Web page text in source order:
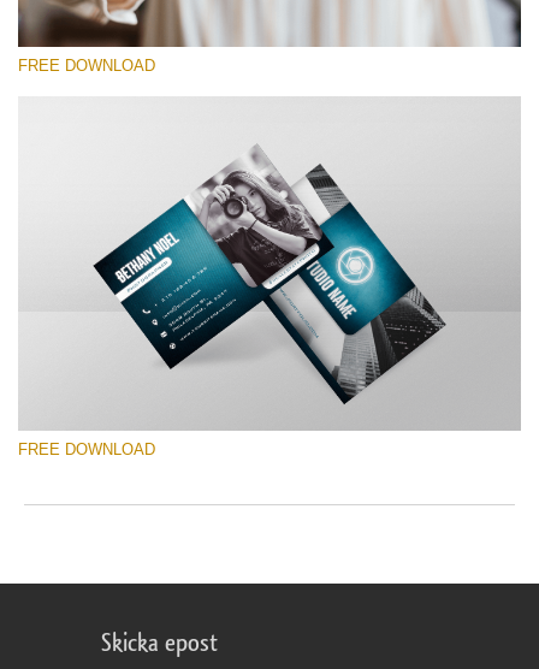
Please select
Free Template #20
Photography Flyer Template
Free download
FREE DOWNLOAD
FREE DOWNLOAD
Skicka epost